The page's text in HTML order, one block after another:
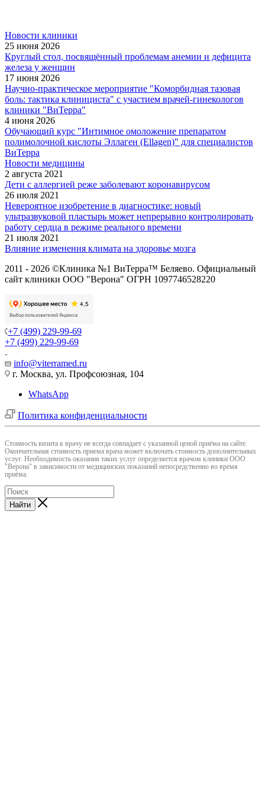
Новости клиники
25 июня 2026
Круглый стол, посвящённый проблемам анемии и дефицита
железа у женщин
17 июня 2026
Научно-практическое мероприятие "Коморбидная тазовая
боль: тактика клинициста" с участием врачей-гинекологов
клиники "ВиТерра"
4 июня 2026
Обучающий курс "Интимное омоложение препаратом
полимолочной кислоты Эллаген (Ellagen)" для специалистов
ВиТерра
Новости медицины
2 августа 2021
Дети с аллергией реже заболевают коронавирусом
26 июля 2021
Невероятное изобретение в диагностике: новый
ультразвуковой пластырь может непрерывно контролировать
работу сердца в режиме реального времени
21 июля 2021
Влияние изменения климата на здоровье мозга
2011 - 2026 ©Клиника №1 ВиТерра™ Беляево. Официальный
сайт клиники ООО "Верона" ОГРН 1097746528220
+7 (499) 229-99-69
+7 (499) 229-99-69
info@viterramed.ru
г. Москва, ул. Профсоюзная, 104
WhatsApp
Политика конфиденциальности
Cтоимость визита к врачу не всегда совпадает с указанной ценой приёма на сайте.
Окончательная стоимость приема врача может включать стоимость дополнительных
услуг. Необходимость оказания таких услуг определяется врачом клиники ООО
"Верона" в зависимости от медицинских показаний непосредственно во время
приёма.
Найти